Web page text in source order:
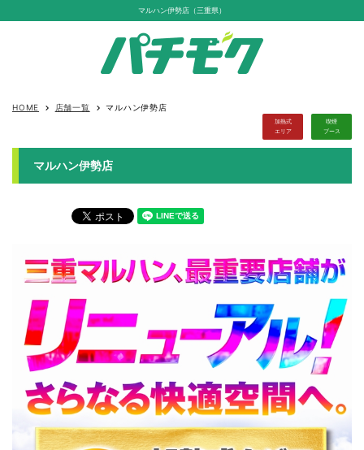
マルハン伊勢店（三重県）
HOME keyboard_arrow_right 店舗一覧 keyboard_arrow_right マルハン伊勢店
加熱式
エリア
喫煙
ブース
マルハン伊勢店